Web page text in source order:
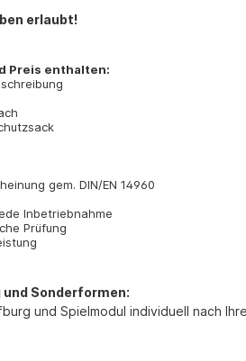
erlaubt!
Preis enthalten:
gem. DIN/EN 14960
Inbetriebnahme
Prüfung
Sonderformen:
und Spielmodul individuell nach